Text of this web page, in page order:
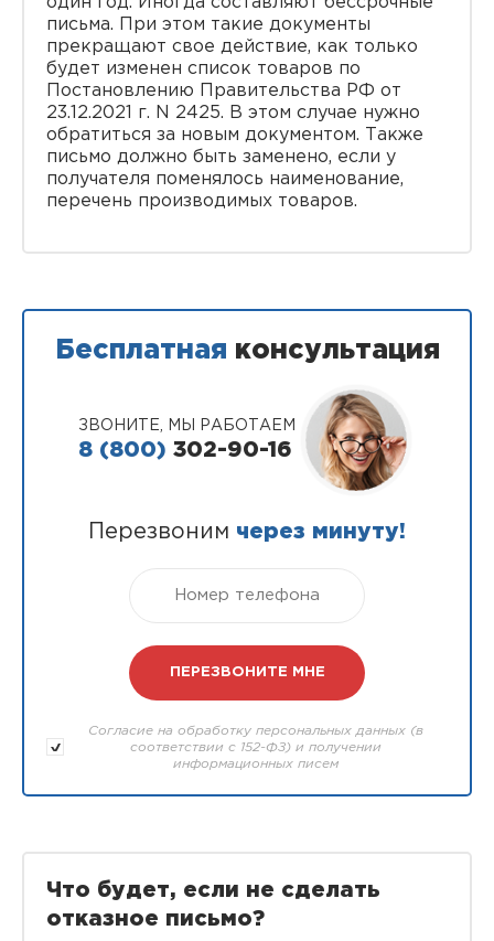
письма. При этом такие документы
прекращают свое действие, как только
будет изменен список товаров по
Постановлению Правительства РФ от
23.12.2021 г. N 2425. В этом случае нужно
обратиться за новым документом. Также
письмо должно быть заменено, если у
получателя поменялось наименование,
перечень производимых товаров.
Бесплатная консультация
ЗВОНИТЕ, МЫ РАБОТАЕМ
8 (800) 302-90-16
Перезвоним через минуту!
Согласие на обработку персональных данных (в
соответствии с 152-ФЗ) и получении
информационных писем
Что будет, если не сделать
отказное письмо?